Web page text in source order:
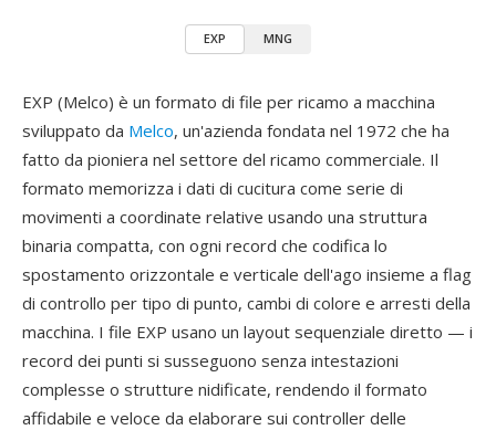
EXP MNG
EXP (Melco) è un formato di file per ricamo a macchina
sviluppato da Melco, un'azienda fondata nel 1972 che ha
fatto da pioniera nel settore del ricamo commerciale. Il
formato memorizza i dati di cucitura come serie di
movimenti a coordinate relative usando una struttura
binaria compatta, con ogni record che codifica lo
spostamento orizzontale e verticale dell'ago insieme a flag
di controllo per tipo di punto, cambi di colore e arresti della
macchina. I file EXP usano un layout sequenziale diretto — i
record dei punti si susseguono senza intestazioni
complesse o strutture nidificate, rendendo il formato
affidabile e veloce da elaborare sui controller delle